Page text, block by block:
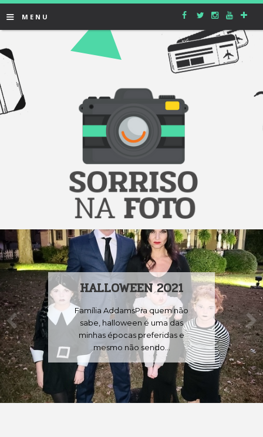
≡ MENU
HALLOWEEN 2021
Família AddamsPra quem não
sabe, halloween é uma das
minhas épocas preferidas e
mesmo não sendo...